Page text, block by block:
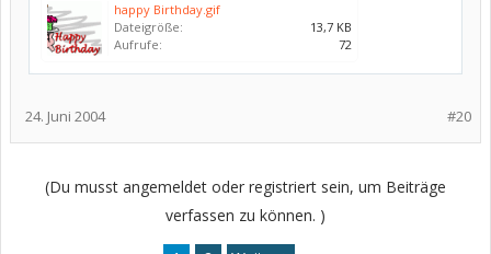
happy Birthday.gif
Dateigröße:
13,7 KB
Aufrufe:
72
#20
24. Juni 2004
(Du musst angemeldet oder registriert sein, um Beiträge
verfassen zu können. )